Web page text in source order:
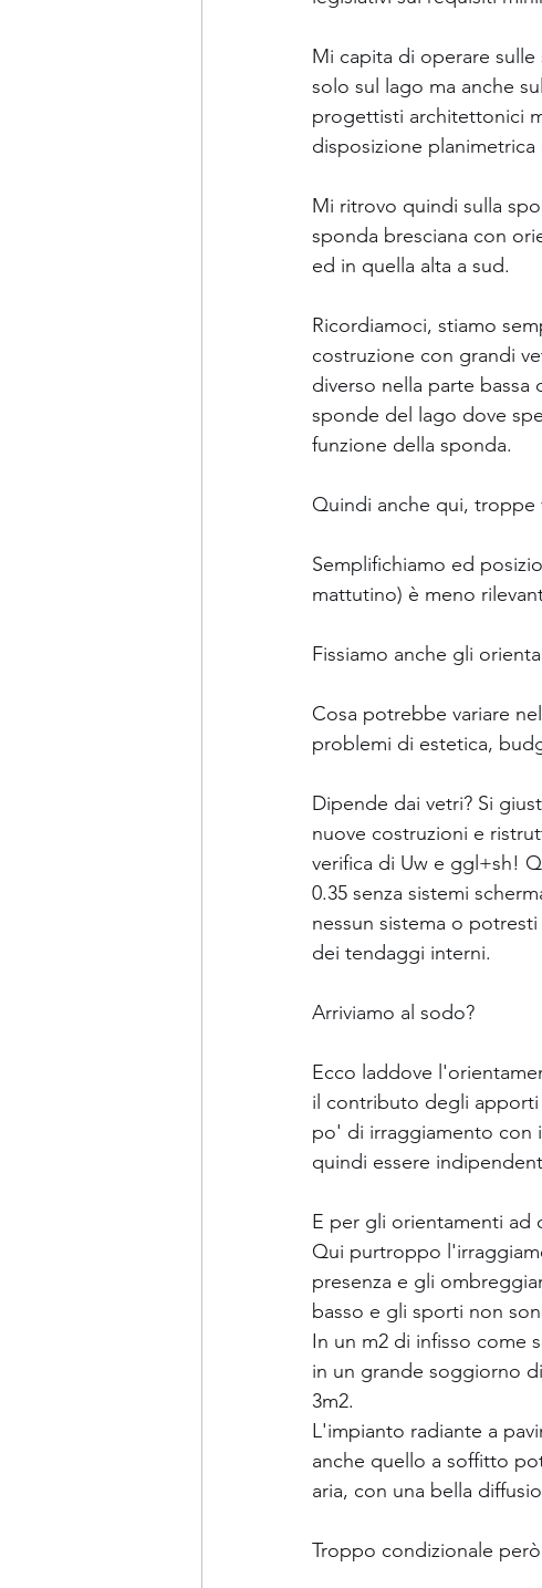
Mi capita di operare
solo sul lago ma anche
progettisti architettonici
disposizione
Mi ritrovo quindi sulla
sponda bresciana con
ed in quella alta a sud.
Ricordiamoci, stiamo
costruzione con grandi
diverso nella parte
sponde del lago dove
funzione della sponda.
Quindi anche qui, troppe
Semplifichiamo ed
mattutino) è meno
Fissiamo anche gli
Cosa potrebbe variare
problemi di estetica,
Dipende dai vetri? Si
nuove costruzioni e
verifica di Uw e ggl+sh!
0.35 senza sistemi
nessun sistema o
dei tendaggi interni.
Arriviamo al sodo?
Ecco laddove
il contributo degli
po' di irraggiamento con
quindi essere
E per gli orientamenti ad
Qui purtroppo
presenza e gli
basso e gli sporti non
In un m2 di infisso come
in un grande soggiorno
3m2.
L'impianto radiante a
anche quello a soffitto
aria, con una bella
Troppo condizionale